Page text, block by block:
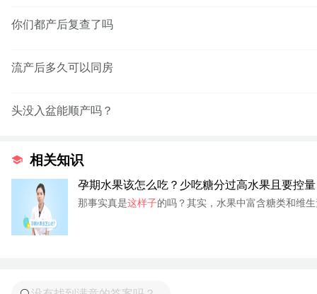
你们都产后复查了吗
流产后多久可以同房
头没入盆能顺产吗？
相关知识
孕期水果该怎么吃？少吃糖分过高水果且要控量
那事实真是这样子的吗？其实，水果中富含糖类和维